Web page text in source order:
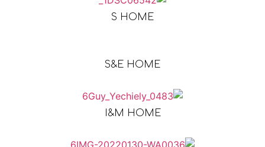
S HOME
S&E HOME
I&M HOME